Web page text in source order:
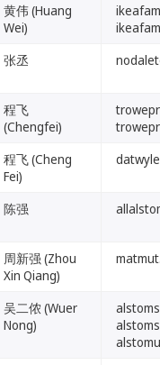
黄伟 (Huang
Wei)
张丞
程飞
(Chengfei)
程飞 (Cheng
Fei)
陈强
周新强 (Zhou
Xin Qiang)
吴二侬 (Wuer
Nong)